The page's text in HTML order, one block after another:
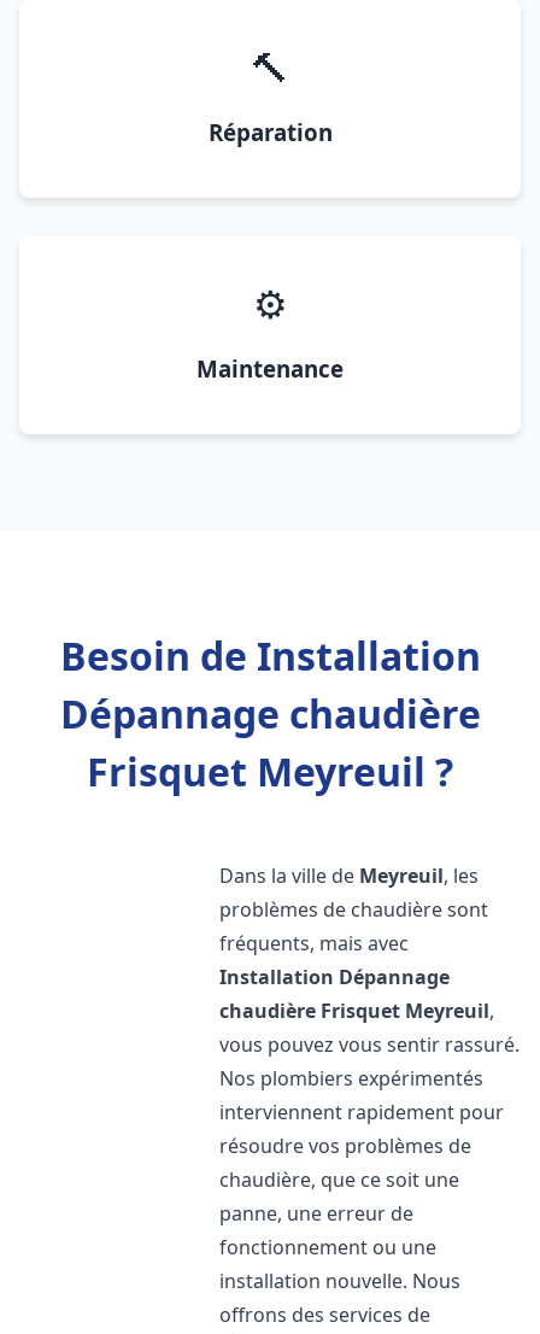
🔨
Réparation
⚙️
Maintenance
Besoin de Installation
Dépannage chaudière
Frisquet Meyreuil ?
Dans la ville de Meyreuil, les
problèmes de chaudière sont
fréquents, mais avec
Installation Dépannage
chaudière Frisquet Meyreuil,
vous pouvez vous sentir rassuré.
Nos plombiers expérimentés
interviennent rapidement pour
résoudre vos problèmes de
chaudière, que ce soit une
panne, une erreur de
fonctionnement ou une
installation nouvelle. Nous
offrons des services de